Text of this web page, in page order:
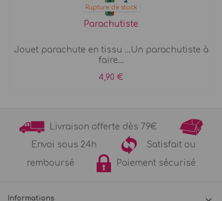
Rupture de stock
Parachutiste
Jouet parachute en tissu ...Un parachutiste à
faire...
4,90 €
Livraison offerte dès 79€
Envoi sous 24h
Satisfait ou
remboursé
Paiement sécurisé
Informations